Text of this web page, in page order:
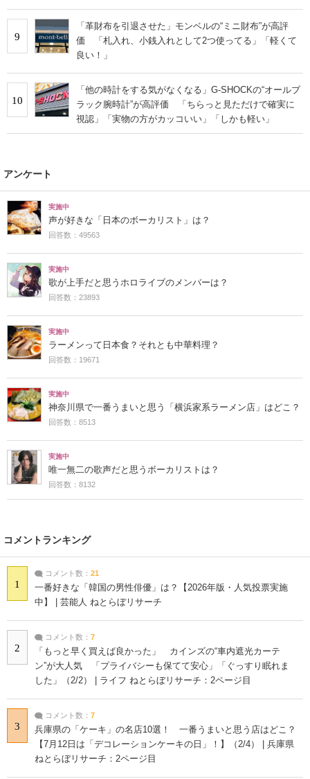
9
「革財布を引退させた」モンベルの“ミニ財布”が高評
価 「札入れ、小銭入れとして2つ使ってる」「軽くて
良い！」
10
「他の時計をする気がなくなる」G-SHOCKの“オールブ
ラック腕時計”が高評価 「ちらっと見ただけで確実に
視認」「実物の方がカッコいい」「しかも軽い」
アンケート
実施中
声が好きな「日本のボーカリスト」は？
回答数：49563
実施中
歌が上手だと思うホロライブのメンバーは？
回答数：23893
実施中
ラーメンって日本食？それとも中華料理？
回答数：19671
実施中
神奈川県で一番うまいと思う「横浜家系ラーメン店」はどこ？
回答数：8513
実施中
唯一無二の歌声だと思うボーカリストは？
回答数：8132
コメントランキング
1
コメント数： 21
一番好きな「韓国の男性俳優」は？【2026年版・人気投票実施
中】 | 芸能人 ねとらぼリサーチ
2
コメント数： 7
「もっと早く買えば良かった」 カインズの“車内遮光カーテ
ン”が大人気 「プライバシーも保てて安心」「ぐっすり眠れま
した」（2/2） | ライフ ねとらぼリサーチ：2ページ目
3
コメント数： 7
兵庫県の「ケーキ」の名店10選！ 一番うまいと思う店はどこ？
【7月12日は「デコレーションケーキの日」！】（2/4） | 兵庫県
ねとらぼリサーチ：2ページ目